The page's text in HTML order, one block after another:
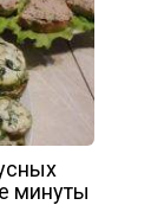
минуты